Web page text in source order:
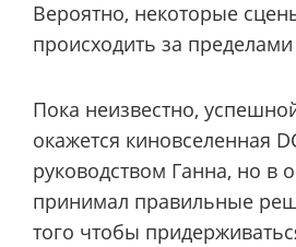
Вероятно, некоторые
происходить за
Пока неизвестно,
окажется киновселенная
руководством Ганна, но в
принимал правильные
того чтобы